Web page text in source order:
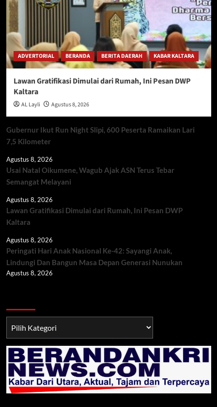
ADVERTORIAL BERANDA BERITA DAERAH KABAR KALTARA
Lawan Gratifikasi Dimulai dari Rumah, Ini Pesan DWP
Kaltara
AL Layli Agustus 8, 2026
Gubernur Ikut Run Night Slipi, 600 Peserta Ramaikan Lari
7,5 Kilometer
Agustus 8, 2026
Usai Natal Oikumene, Wagub Ajak ASN Terus Tebar
Semangat Melayani
Agustus 8, 2026
Lawan Gratifikasi Dimulai dari Rumah, Ini Pesan DWP
Kaltara
Agustus 8, 2026
Peringati Hari Anak Nasional Ke-42: Sayangi Anak,
Lindungi Dan Bangun Masa Depan Generasi Nunukan
Agustus 8, 2026
TNI/POLRI